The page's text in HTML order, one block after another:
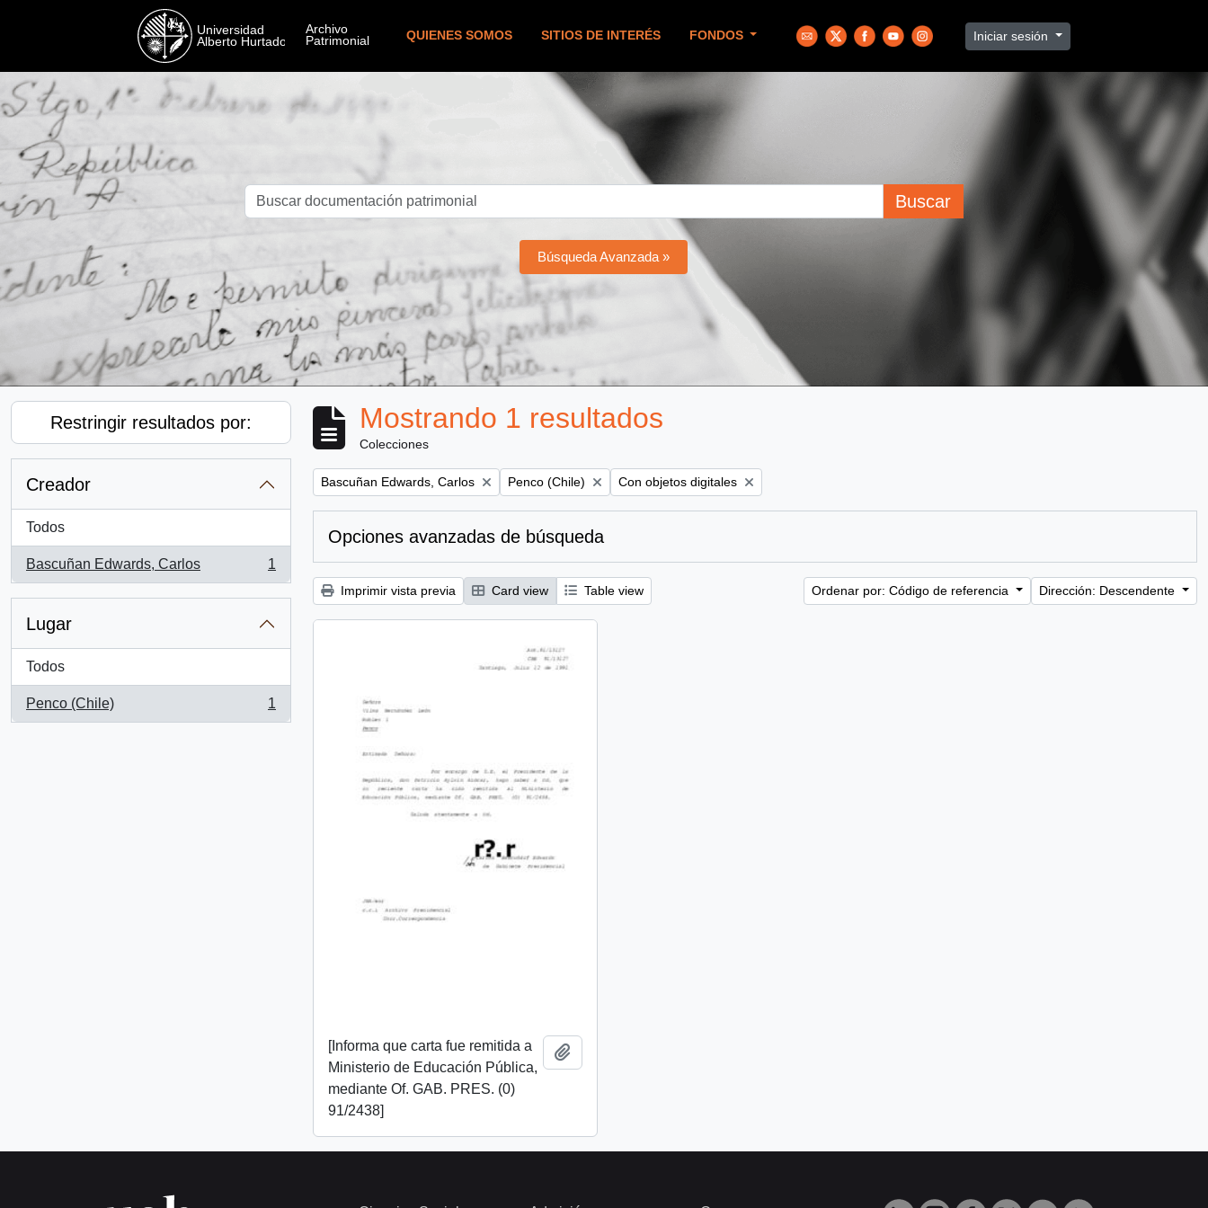
QUIENES SOMOS SITIOS DE INTERÉS FONDOS Iniciar sesión
Buscar
Búsqueda Avanzada »
Restringir resultados por:
Creador
Todos
Bascuñan Edwards, Carlos
, 1 resultados
1
Lugar
Todos
Penco (Chile)
, 1 resultados
1
Mostrando 1 resultados
Colecciones
Remove filter:
Bascuñan Edwards, Carlos Remove filter:
Penco (Chile) Remove filter:
Con objetos digitales
Opciones avanzadas de búsqueda
Imprimir vista previa Card view Table view Ordenar por: Código de referencia Dirección: Descendente
[Informa que carta fue remitida a
Ministerio de Educación Pública,
mediante Of. GAB. PRES. (0)
91/2438]